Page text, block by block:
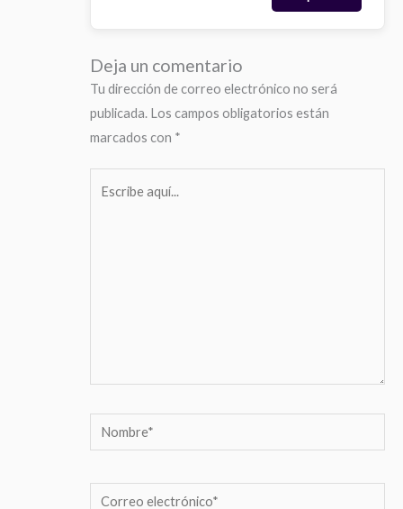
Deja un comentario
Tu dirección de correo electrónico no será
publicada. Los campos obligatorios están
marcados con *
Nombre*
Correo